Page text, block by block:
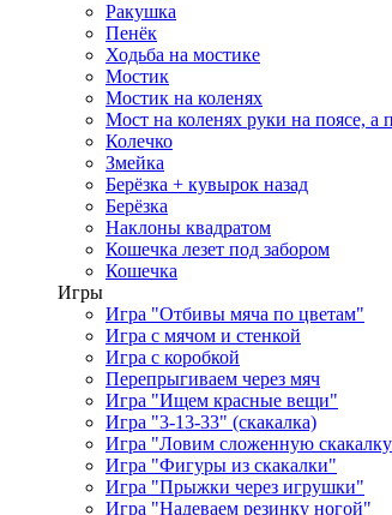
Ракушка
Пенёк
Ходьба на мостике
Мостик
Мостик на коленях
Мост на коленях руки на поясе, а
Колечко
Змейка
Берёзка + кувырок назад
Берёзка
Наклоны квадратом
Кошечка лезет под забором
Кошечка
Игры
Игра "Отбивы мяча по цветам"
Игра с мячом и стенкой
Игра с коробкой
Перепрыгиваем через мяч
Игра "Ищем красные вещи"
Игра "3-13-33" (скакалка)
Игра "Ловим сложенную
Игра "Фигуры из скакалки"
Игра "Прыжки через игрушки"
Игра "Надеваем резинку ногой"